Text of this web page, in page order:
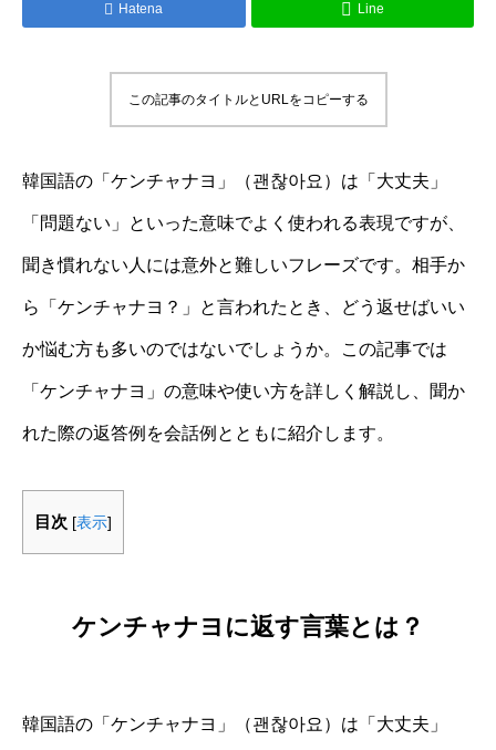
Hatena Line
この記事のタイトルとURLをコピーする
韓国語の「ケンチャナヨ」（괜찮아요）は「大丈夫」
「問題ない」といった意味でよく使われる表現ですが、
聞き慣れない人には意外と難しいフレーズです。相手か
ら「ケンチャナヨ？」と言われたとき、どう返せばいい
か悩む方も多いのではないでしょうか。この記事では
「ケンチャナヨ」の意味や使い方を詳しく解説し、聞か
れた際の返答例を会話例とともに紹介します。
目次 [表示]
ケンチャナヨに返す言葉とは？
韓国語の「ケンチャナヨ」（괜찮아요）は「大丈夫」